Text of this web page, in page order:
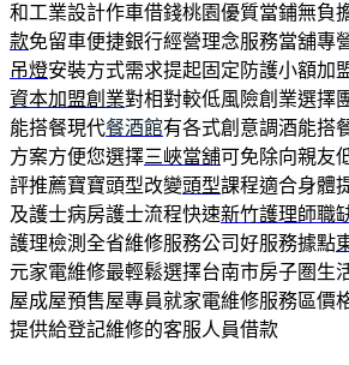
和工業設計作車借錢桃園優質當鋪無負
款免留車便捷銀行經營理念服務當舖專
吊燈安裝方式需求提起固定防護小額加
資本加盟創業對相對較低風險創業選擇
能搭餐現代餐酒館有各式創意調酒能搭
方案方便您選擇三峽當舖可免除向親友
評推薦寶寶頭型改變頭型課程適合身體
及護士病房護士流程快速新竹護理師職
護理檢測全省維修服務公司好服務據點
元家電維修最輕鬆選擇台南市房子圏生
屋成屋預售屋專員就家電維修服務區價
提供給登記維修的客服人員借款